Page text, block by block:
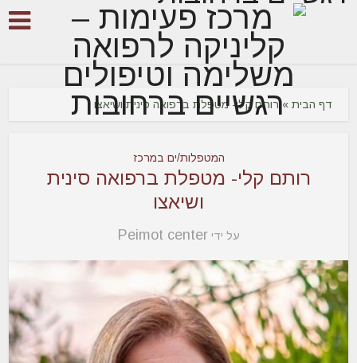
דף הבית »רותם קלי- מטפלת ברפואה סינית ושיאצו
המטפלות/ים במרכז
רותם קלי- מטפלת ברפואה סינית
ושיאצו
על ידיPeimot center